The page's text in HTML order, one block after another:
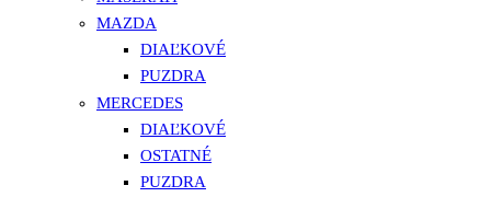
MAZDA
DIAĽKOVÉ
PUZDRA
MERCEDES
DIAĽKOVÉ
OSTATNÉ
PUZDRA